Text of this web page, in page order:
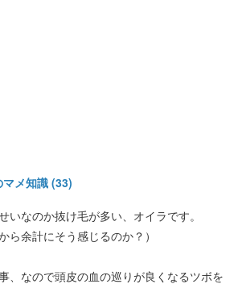
メ知識 (33)
いなのか抜け毛が多い、オイラです。
ら余計にそう感じるのか？）
、なので頭皮の血の巡りが良くなるツボを